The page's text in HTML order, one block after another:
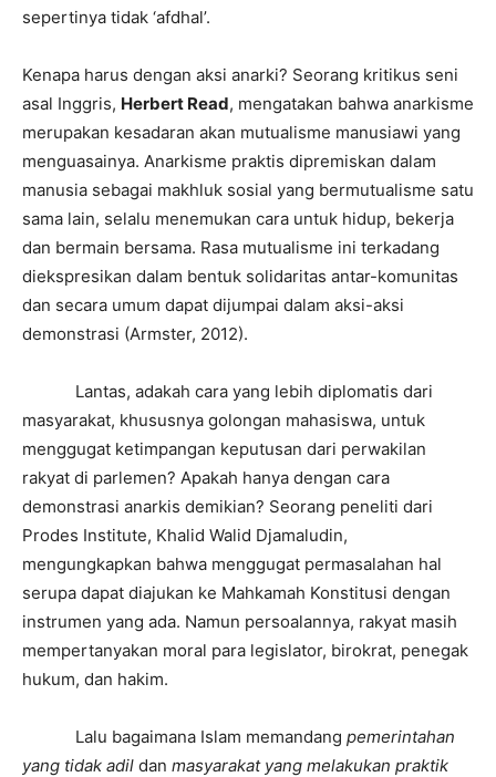
sepertinya tidak ‘afdhal’.
Kenapa harus dengan aksi anarki? Seorang kritikus seni
asal Inggris, Herbert Read, mengatakan bahwa anarkisme
merupakan kesadaran akan mutualisme manusiawi yang
menguasainya. Anarkisme praktis dipremiskan dalam
manusia sebagai makhluk sosial yang bermutualisme satu
sama lain, selalu menemukan cara untuk hidup, bekerja
dan bermain bersama. Rasa mutualisme ini terkadang
diekspresikan dalam bentuk solidaritas antar-komunitas
dan secara umum dapat dijumpai dalam aksi-aksi
demonstrasi (Armster, 2012).
Lantas, adakah cara yang lebih diplomatis dari
masyarakat, khususnya golongan mahasiswa, untuk
menggugat ketimpangan keputusan dari perwakilan
rakyat di parlemen? Apakah hanya dengan cara
demonstrasi anarkis demikian? Seorang peneliti dari
Prodes Institute, Khalid Walid Djamaludin,
mengungkapkan bahwa menggugat permasalahan hal
serupa dapat diajukan ke Mahkamah Konstitusi dengan
instrumen yang ada. Namun persoalannya, rakyat masih
mempertanyakan moral para legislator, birokrat, penegak
hukum, dan hakim.
Lalu bagaimana Islam memandang pemerintahan
yang tidak adil dan masyarakat yang melakukan praktik